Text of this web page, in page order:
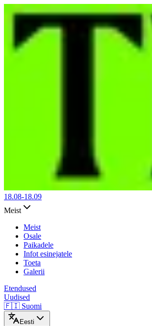
18.08-18.09
Meist
Meist
Osale
Paikadele
Infot esinejatele
Toeta
Galerii
Etendused
Uudised
🇫🇮 Suomi
Eesti